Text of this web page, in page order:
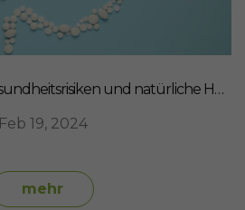
Helicobacter pylori: Gesundheitsrisiken und natürliche Heilmittel
Feb 19, 2024
mehr